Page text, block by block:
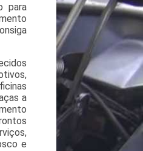
para
a
e